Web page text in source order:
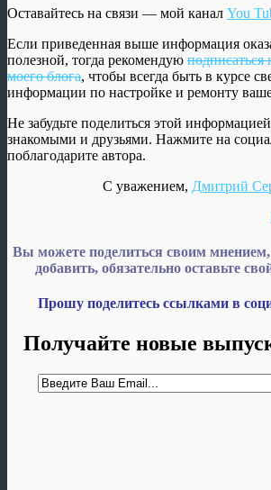
Оставайтесь на связи — мой канал You
Если приведенная выше информация
полезной, тогда рекомендую подписаться
моего блога, чтобы всегда быть в курсе
информации по настройке и ремонту
Не забудьте поделиться этой
знакомыми и друзьями. Нажмите на
поблагодарите автора.
С уважением, Дмитрий
Вы можете поделиться своим мнением,
добавить, обязательно оставьте
Прошу поделитесь ссылками в
Получайте новые